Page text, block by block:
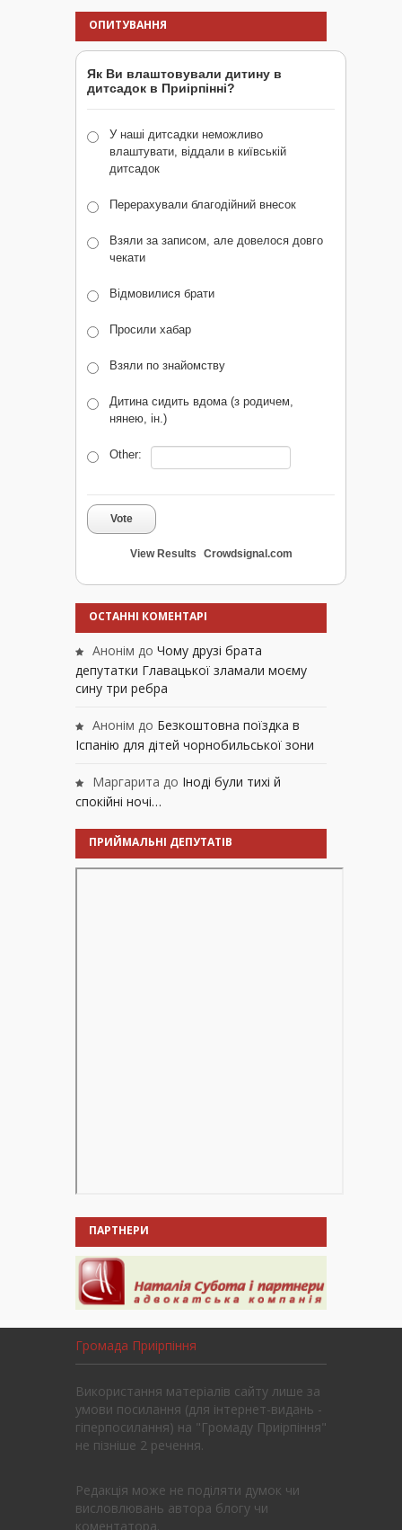
ОПИТУВАННЯ
Як Ви влаштовували дитину в
дитсадок в Приірпінні?
У наші дитсадки неможливо
влаштувати, віддали в київській
дитсадок
Перерахували благодійний внесок
Взяли за записом, але довелося довго
чекати
Відмовилися брати
Просили хабар
Взяли по знайомству
Дитина сидить вдома (з родичем,
нянею, ін.)
Other:
Vote
View Results Crowdsignal.com
ОСТАННІ КОМЕНТАРІ
Анонім до Чому друзі брата
депутатки Главацької зламали моєму
сину три ребра
Анонім до Безкоштовна поїздка в
Іспанію для дітей чорнобильської зони
Маргарита до Іноді були тихі й
спокійні ночі…
ПРИЙМАЛЬНІ ДЕПУТАТІВ
ПАРТНЕРИ
Громада Приірпіння
Використання матеріалів сайту лише за
умови посилання (для інтернет-видань -
гіперпосилання) на "Громаду Приірпіння"
не пізніше 2 речення.
Редакція може не поділяти думок чи
висловлювань автора блогу чи
коментатора.